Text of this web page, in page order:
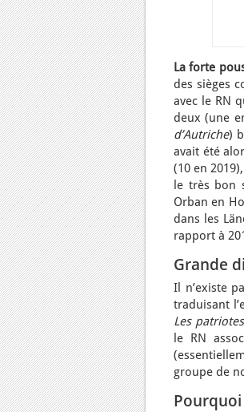
La forte
des sièges
avec le RN
deux (une
d’Autriche)
avait été
(10 en
le très bon
Orban en
dans les
rapport à
Grande
Il n’existe
traduisant
Les
le RN
groupe de